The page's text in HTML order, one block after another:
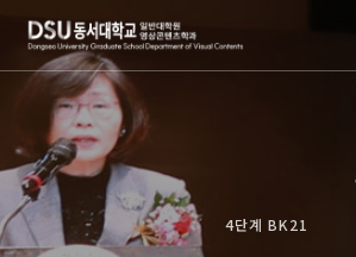
4단계 BK21